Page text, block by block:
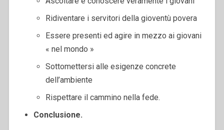
Ridiventare i servitori della gioventù povera
Essere presenti ed agire in mezzo ai giovani
« nel mondo »
Sottomettersi alle esigenze concrete
dell’ambiente
Rispettare il cammino nella fede.
Conclusione.